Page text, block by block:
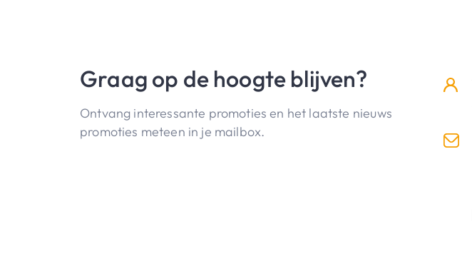
Graag op de hoogte blijven?
Ontvang interessante promoties en het laatste nieuws
promoties meteen in je mailbox.